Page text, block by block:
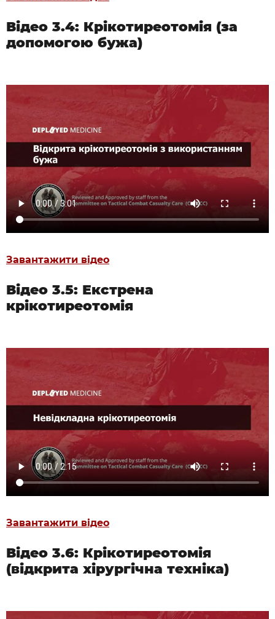
Відео 3.4: Крікотиреотомія (за
допомогою бужа)
Завантажити відео
Відео 3.5: Екстрена
крікотиреотомія
Завантажити відео
Відео 3.6: Крікотиреотомія
(відкрита хірургічна техніка)